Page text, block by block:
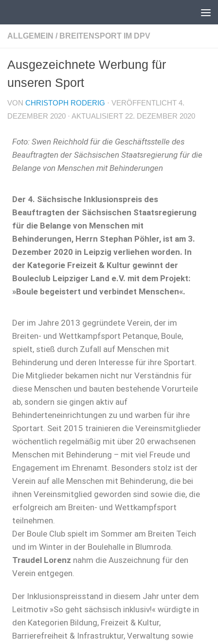
ALLGEMEIN / BREITENSPORT IM DPV
Ausgezeichnete Werbung für
unseren Sport
VON CHRISTOPH RODERIG · VERÖFFENTLICHT 4.
DEZEMBER 2020 · AKTUALISIERT 22. DEZEMBER 2020
Foto: Swen Reichhold für die Geschäftsstelle des
Beauftragten der Sächsischen Staatsregierung für die
Belange von Menschen mit Behinderungen
Der 4. Sächsische Inklusionspreis des
Beauftragten der Sächsischen Staatsregierung
für die Belange von Menschen mit
Behinderungen, Herrn Stephan Pöhler, ist am 3.
Dezember 2020 in Leipzig verliehen worden. In
der Kategorie Freizeit & Kultur gewinnt der
Bouleclub Leipziger Land e.V. mit dem Projekt:
»Boule begeistert und verbindet Menschen«.
Der im Jahre 2013 gegründete Verein, der im
Breiten- und Wettkampfsport Petanque, Boule,
spielt, stieß durch Zufall auf Menschen mit
Behinderung und deren Interesse für ihre Sportart.
Die Mitglieder bekamen nicht nur Verständnis für
diese Menschen und bauten bestehende Vorurteile
ab, sondern sie gingen aktiv auf
Behinderteneinrichtungen zu und warben für ihre
Sportart. Seit 2015 trainieren die Vereinsmitglieder
wöchentlich regelmäßig mit über 20 erwachsenen
Menschen mit Behinderung – mit viel Freude und
Engagement im Ehrenamt. Besonders stolz ist der
Verein auf alle Menschen mit Behinderung, die bei
ihnen Vereinsmitglied geworden sind sowie die, die
erfolgreich am Breiten- und Wettkampfsport
teilnehmen.
Der Boule Club spielt im Sommer am Breiten Teich
und im Winter in der Boulehalle in Blumroda.
Traudel Lorenz nahm die Auszeichnung für den
Verein entgegen.
Der Inklusionspreisstand in diesem Jahr unter dem
Leitmotiv »So geht sächsisch inklusiv!« würdigte in
den Kategorien Bildung, Freizeit & Kultur,
Barrierefreiheit & Infrastruktur, Verwaltung sowie